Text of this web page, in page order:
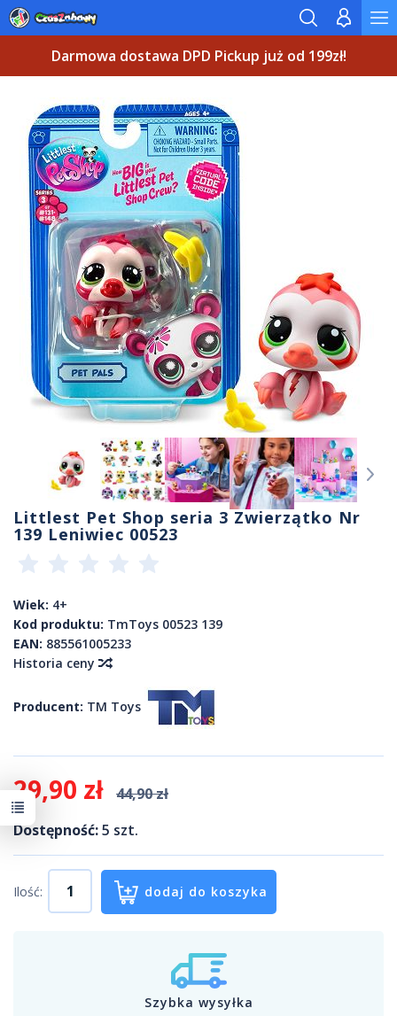
Darmowa dostawa DPD Pickup już od 199zł!
Littlest Pet Shop seria 3 Zwierzątko Nr
139 Leniwiec 00523
Wiek: 4+
Kod produktu: TmToys 00523 139
EAN: 885561005233
Historia ceny
Producent: TM Toys
29,90 zł
44,90 zł
Dostępność:5 szt.
Ilość: dodaj do koszyka
Szybka wysyłka